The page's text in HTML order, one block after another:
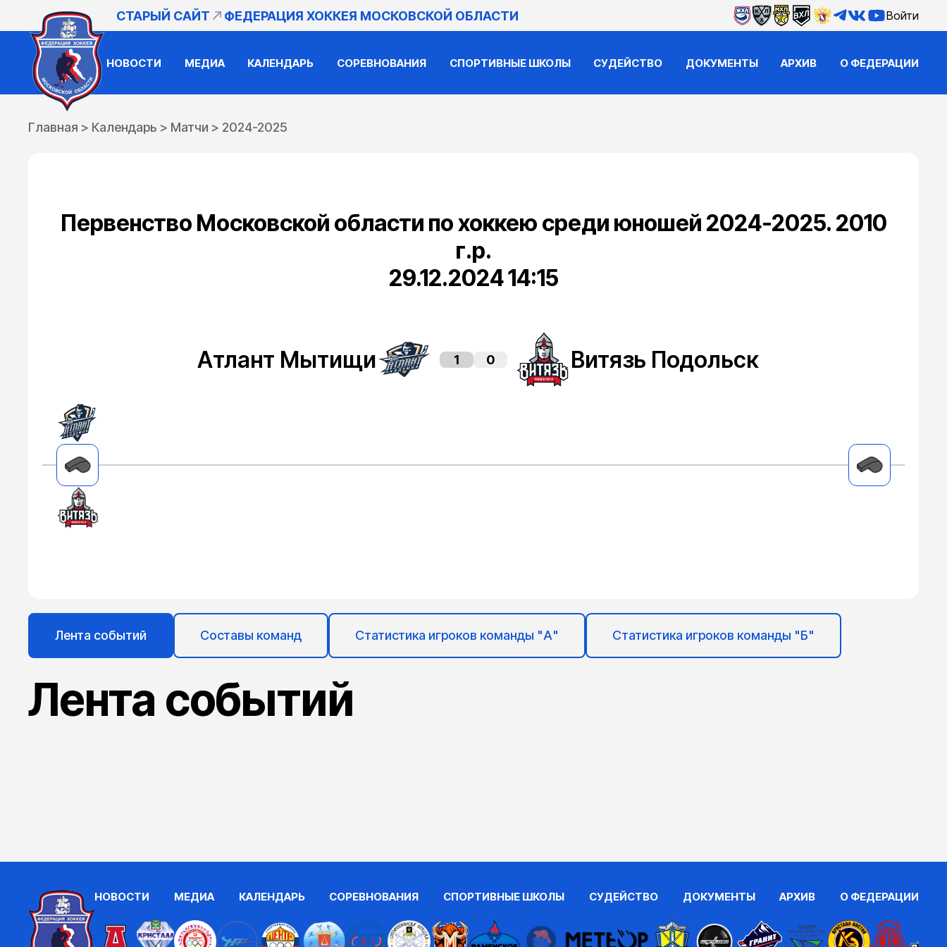
СТАРЫЙ САЙТ ФЕДЕРАЦИЯ ХОККЕЯ МОСКОВСКОЙ ОБЛАСТИ Войти
НОВОСТИ МЕДИА КАЛЕНДАРЬ СОРЕВНОВАНИЯ СПОРТИВНЫЕ ШКОЛЫ СУДЕЙСТВО ДОКУМЕНТЫ АРХИВ О ФЕДЕРАЦИИ
Главная > Календарь > Матчи > 2024-2025
Первенство Московской области по хоккею среди юношей 2024-2025. 2010
г.р.
29.12.2024 14:15
Атлант Мытищи 1 0 Витязь Подольск
Лента событий Составы команд Статистика игроков команды "А" Статистика игроков команды "Б"
Лента событий
НОВОСТИ МЕДИА КАЛЕНДАРЬ СОРЕВНОВАНИЯ СПОРТИВНЫЕ ШКОЛЫ СУДЕЙСТВО ДОКУМЕНТЫ АРХИВ О ФЕДЕРАЦИИ